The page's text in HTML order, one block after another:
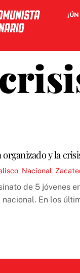
y la
Nacional
de 5 jóvenes
En los